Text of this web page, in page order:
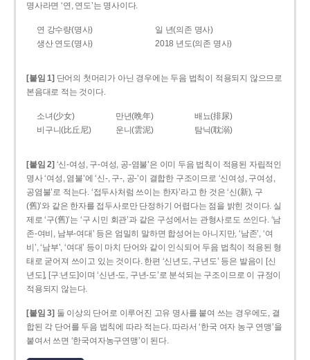
명사라면 ‘연, 연도’는 명사이다.
연 강수량(명사)
일 년(의존 명사)
생산 연도(명사)
2018 년도(의존 명사)
[붙임 1] 단어의 첫머리가 아닌 경우에는 두음 법칙이 적용되지 않으므로
본음대로 적는 것이다.
소녀(少女) 만년(晩年)
배뇨(排尿)
비구니(比丘尼)
운니(雲泥) 탐닉(耽溺)
[붙임 2] ‘신-여성, 구-여성, 공-염불’은 이미 두음 법칙이 적용된 자립적인
명사 ‘여성, 염불’에 ‘신-, 구-, 공-’이 결합한 구조이므로 ‘신여성, 구여성,
공염불’로 적는다. ‘접두사처럼 쓰이는 한자’라고 한 것은 ‘신(新), 구
(舊)’와 같은 한자를 접두사로만 단정하기 어렵다는 점을 밝힌 것이다. 실
제로 ‘구(舊)’는 ‘구 시민 회관’과 같은 구성에서는 관형사로도 쓰인다. ‘남
존­-여비, 남부-­여대’ 등은 엄밀히 말하면 합성어는 아니지만, ‘남존’, ‘여
비’, ‘남부’, ‘여대’ 등이 마치 단어와 같이 인식되어 두음 법칙이 적용된 형
태로 굳어져 쓰이고 있는 것이다. 한편 ‘신년도, 구년도’ 등은 발음이 [신
년도], [구ː년도]이며 ‘신년­-도, 구년-­도’로 분석되는 구조이므로 이 규정이
적용되지 않는다.
[붙임 3] 둘 이상의 단어로 이루어진 고유 명사를 붙여 쓰는 경우에도, 결
합된 각 단어를 두음 법칙에 따라 적는다. 따라서 ‘한국 여자 농구 연맹’을
붙여서 쓰면 ‘한국여자농구연맹’이 된다.